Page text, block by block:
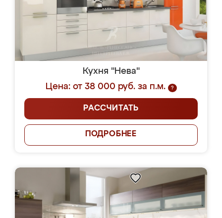
Кухня "Нева"
Цена: от 38 000 руб. за п.м.
?
РАССЧИТАТЬ
ПОДРОБНЕЕ